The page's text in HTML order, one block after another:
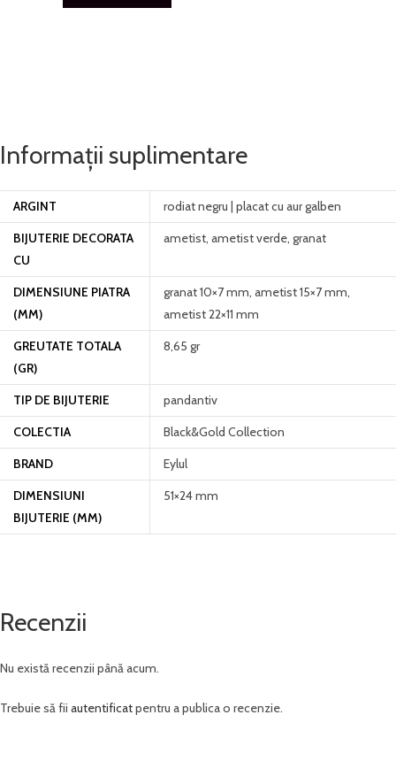
Informații suplimentare
ARGINT
rodiat negru | placat cu aur galben
BIJUTERIE DECORATA
CU
ametist, ametist verde, granat
DIMENSIUNE PIATRA
(MM)
granat 10×7 mm, ametist 15×7 mm,
ametist 22×11 mm
GREUTATE TOTALA
(GR)
8,65 gr
TIP DE BIJUTERIE
pandantiv
COLECTIA
Black&Gold Collection
BRAND
Eylul
DIMENSIUNI
BIJUTERIE (MM)
51×24 mm
Recenzii
Nu există recenzii până acum.
Trebuie să fii autentificatpentru a publica o recenzie.